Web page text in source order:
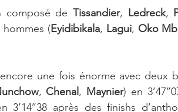
composé de Tissandier, Ledreck,
hommes (Eyidibikala, Lagui, Oko
une fois énorme avec deux
, Chenal , Maynier) en
3’14’’38 après des finishs